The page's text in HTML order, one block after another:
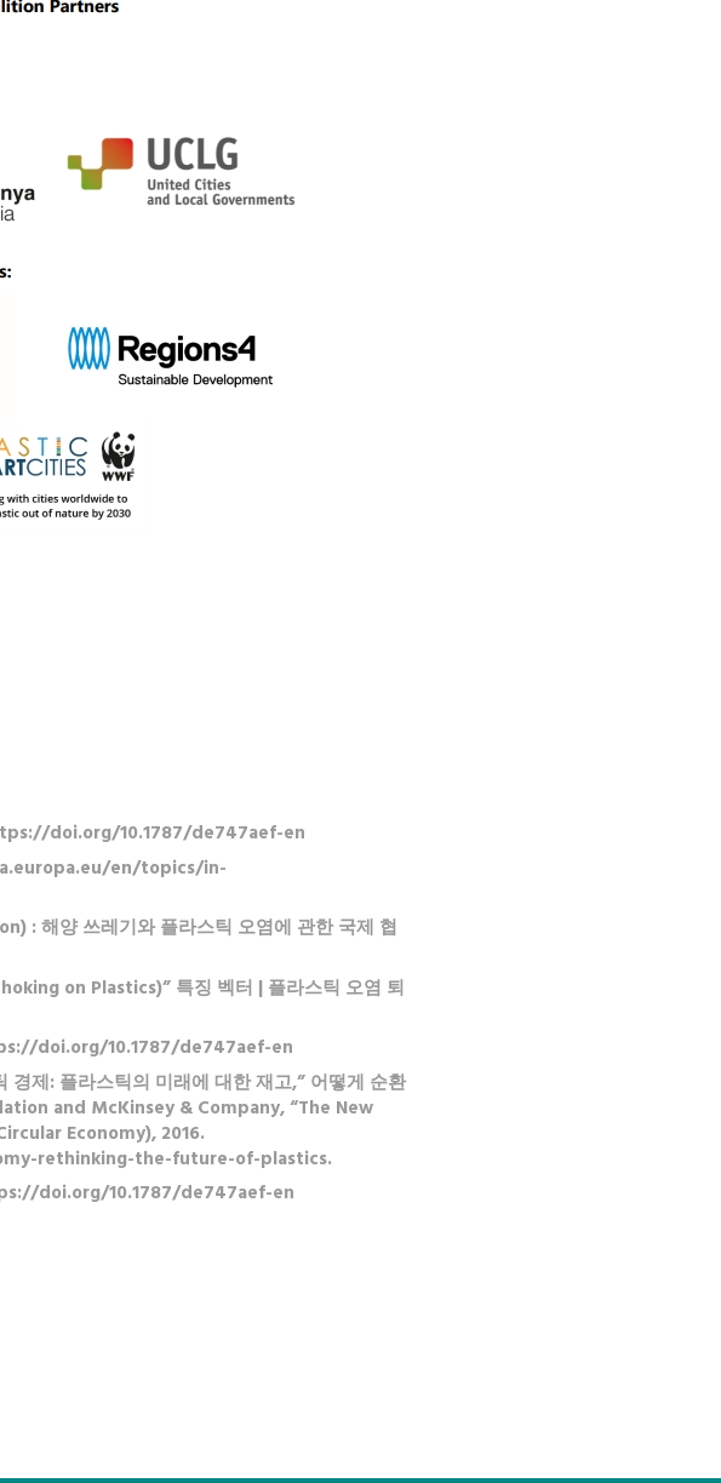
doi.org/10.1787/de747aef-en
en/topics/in-
: 해양 쓰레기와 플라스틱 오염에 관한 국제 협
on Plastics)” 특징 벡터 | 플라스틱 오염 퇴
doi.org/10.1787/de747aef-en
제: 플라스틱의 미래에 대한 재고,” 어떻게 순환
and McKinsey & Company, “The New
Economy), 2016.
rethinking-the-future-of-plastics.
doi.org/10.1787/de747aef-en